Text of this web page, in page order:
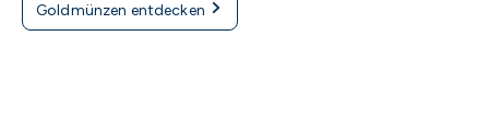
Goldmünzen entdecken